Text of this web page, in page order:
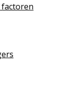
factoren
en
het kind
de ouders/